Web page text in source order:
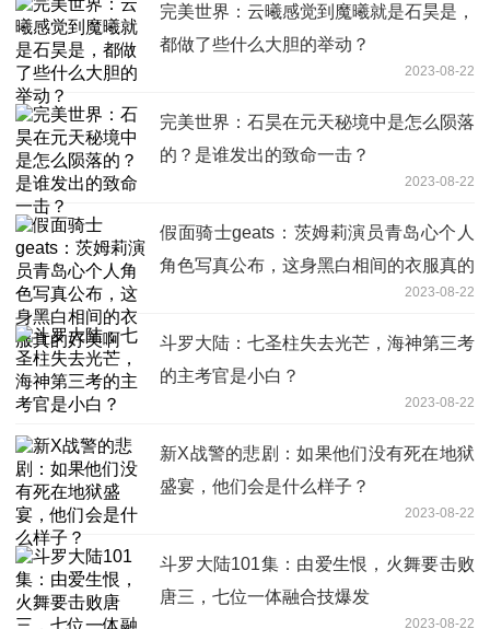
完美世界：云曦感觉到魔曦就是石昊是，
都做了些什么大胆的举动？
2023-08-22
完美世界：石昊在元天秘境中是怎么陨落
的？是谁发出的致命一击？
2023-08-22
假面骑士geats：茨姆莉演员青岛心个人
角色写真公布，这身黑白相间的衣服真的
2023-08-22
斗罗大陆：七圣柱失去光芒，海神第三考
的主考官是小白？
2023-08-22
新X战警的悲剧：如果他们没有死在地狱
盛宴，他们会是什么样子？
2023-08-22
斗罗大陆101集：由爱生恨，火舞要击败
唐三，七位一体融合技爆发
2023-08-22